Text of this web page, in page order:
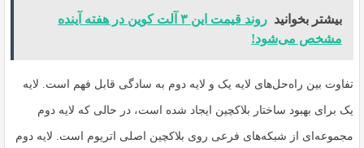
بیشتر بخوانید
روند قیمت این ۳ آلت کوین در هفته آینده
مشخص می‌شود!
تفاوت بین راه‌حل‌های لایه یک و لایه دوم به سادگی قابل فهم است. لایه
یک برای بهبود ساختار بلاکچین ایجاد شده است، در حالی که لایه دوم
مجموعه‌ای از شبکه‌های فرعی روی بلاکچین اصلی اتریوم است. لایه دوم